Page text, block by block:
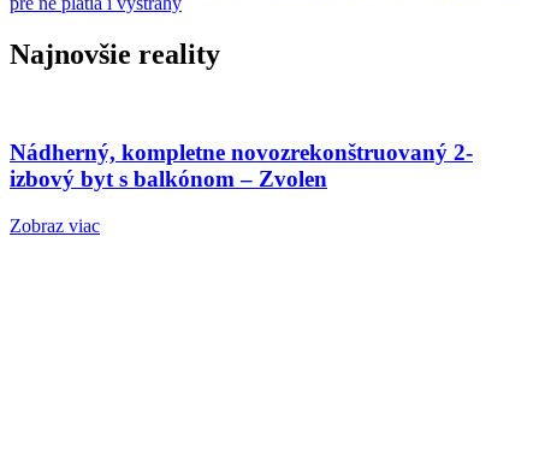
Najnovšie reality
Nádherný, kompletne novozrekonštruovaný 2-
izbový byt s balkónom – Zvolen
Zobraz viac